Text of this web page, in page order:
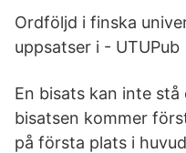
Ordföljd i finska
uppsatser i - UTUPub
En bisats kan inte stå
bisatsen kommer
på första plats i